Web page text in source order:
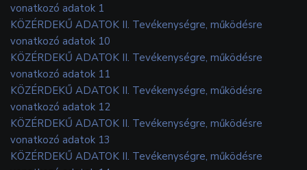
vonatkozó adatok 1
KÖZÉRDEKŰ ADATOK II. Tevékenységre, működésre
vonatkozó adatok 10
KÖZÉRDEKŰ ADATOK II. Tevékenységre, működésre
vonatkozó adatok 11
KÖZÉRDEKŰ ADATOK II. Tevékenységre, működésre
vonatkozó adatok 12
KÖZÉRDEKŰ ADATOK II. Tevékenységre, működésre
vonatkozó adatok 13
KÖZÉRDEKŰ ADATOK II. Tevékenységre, működésre